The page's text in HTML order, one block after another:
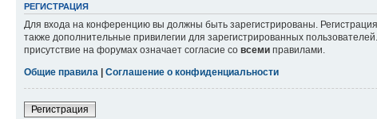
РЕГИСТРАЦИЯ
Для входа на конференцию вы должны быть зарегистрированы.
также дополнительные привилегии для зарегистрированных
присутствие на форумах означает согласие со всеми правилами.
Общие правила
Соглашение о конфиденциальности
Регистрация